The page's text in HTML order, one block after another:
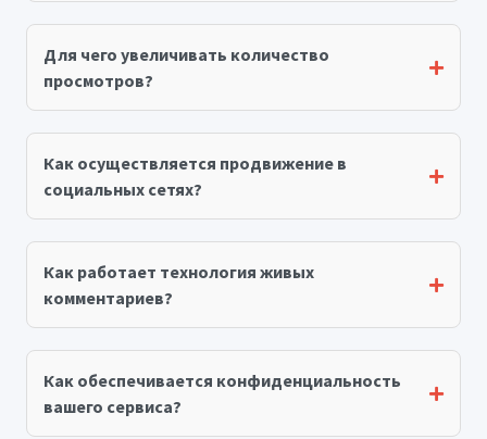
Для чего увеличивать количество
просмотров?
Как осуществляется продвижение в
социальных сетях?
Как работает технология живых
комментариев?
Как обеспечивается конфиденциальность
вашего сервиса?